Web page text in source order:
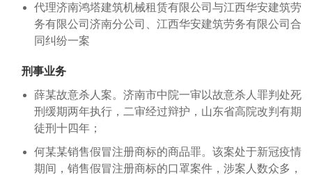
代理济南鸿塔建筑机械租赁有限公司与江西华安建筑劳
务有限公司济南分公司、江西华安建筑劳务有限公司合
同纠纷一案
刑事业务
薛某故意杀人案。济南市中院一审以故意杀人罪判处死
刑缓期两年执行，二审经过辩护，山东省高院改判有期
徒刑十四年；
何某某销售假冒注册商标的商品罪。该案处于新冠疫情
期间，销售假冒注册商标的口罩案件，涉案人数众多，